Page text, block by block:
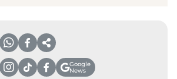
Google
News